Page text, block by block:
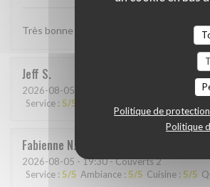
Politique de
Politique
Très bonne Paella, quantité un peu petite
Jeff S
2026-08-05
Service : 5/5
Fabienne N
2026-08-05 - 19:30 - Couverts 2
Service : 5/5 Ambiance : 5/5 Cuisine : 5/5